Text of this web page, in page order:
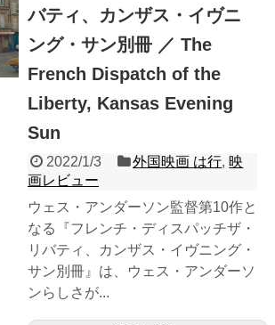
バティ、カンザス・イヴニ
ング・サン別冊 ／ The
French Dispatch of the
Liberty, Kansas Evening
Sun
2022/1/3 外国映画 は行, 映
画レビュー
ウェス・アンダーソン監督第10作と
なる『フレンチ・ディスパッチザ・
リバティ、カンザス・イヴニング・
サン別冊』は、ウェス・アンダーソ
ンらしさが...